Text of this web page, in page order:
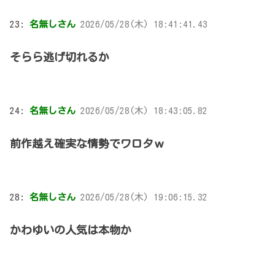
23: 名無しさん 2026/05/28(木) 18:41:41.43
そらら逃げ切れるか
24: 名無しさん 2026/05/28(木) 18:43:05.82
前作越え確実な情勢でワロタｗ
28: 名無しさん 2026/05/28(木) 19:06:15.32
かわゆいの人気は本物か